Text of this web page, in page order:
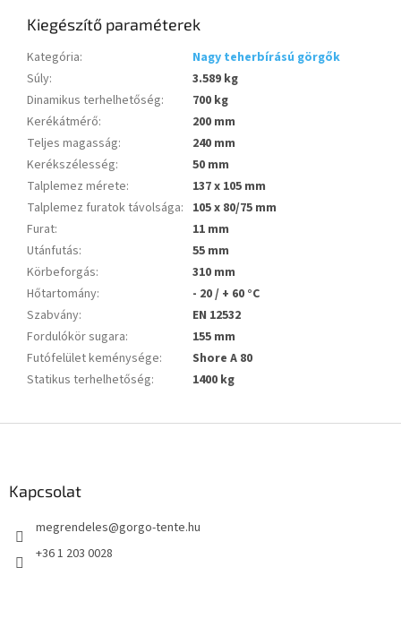
Kiegészítő paraméterek
Kategória:
Nagy teherbírású görgők
Súly:
3.589 kg
Dinamikus terhelhetőség:
700 kg
Kerékátmérő:
200 mm
Teljes magasság:
240 mm
Kerékszélesség:
50 mm
Talplemez mérete:
137 x 105 mm
Talplemez furatok távolsága: 105 x 80/75 mm
Furat:
11 mm
Utánfutás:
55 mm
Körbeforgás:
310 mm
Hőtartomány:
- 20 / + 60 °C
Szabvány:
EN 12532
Fordulókör sugara:
155 mm
Futófelület keménysége:
Shore A 80
Statikus terhelhetőség: 1400 kg
Kapcsolat
megrendeles@gorgo-tente.hu
+36 1 203 0028